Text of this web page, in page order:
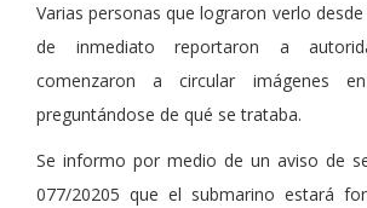
Varias personas que lograron verlo
de inmediato reportaron a
comenzaron a circular imágenes
preguntándose de qué se trataba.
Se informo por medio de un aviso de
077/20205 que el submarino estará